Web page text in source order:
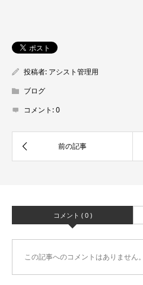
投稿者: アシスト管理用
ブログ
コメント:0
コメント ( 0 )
この記事へのコメントはありません。